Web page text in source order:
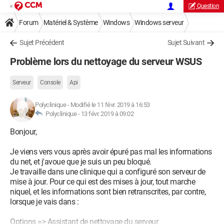
Question
Forum Matériel & Système Windows Windows serveur
Sujet Précédent Sujet Suivant
Problème lors du nettoyage du serveur WSUS
Serveur Console Api
Polyclinique- Modifié le 11 févr. 2019 à 16:53
Polyclinique - 13 févr. 2019 à 09:02
Bonjour,
Je viens vers vous après avoir épuré pas mal les informations
du net, et j'avoue que je suis un peu bloqué.
Je travaille dans une clinique qui a configuré son serveur de
mise à jour. Pour ce qui est des mises à jour, tout marche
niquel, et les informations sont bien retranscrites, par contre,
lorsque je vais dans :
Options => Assistant de nettoyage du serveur